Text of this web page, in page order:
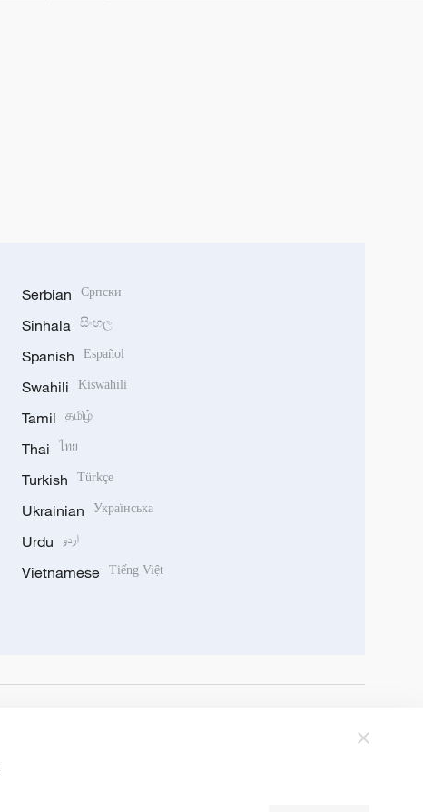
Serbian Српски
Sinhala සිංහල
Spanish Español
Swahili Kiswahili
Tamil தமிழ்
Thai ไทย
Turkish Türkçe
Ukrainian Українська
Urdu اردو
Vietnamese Tiếng Việt